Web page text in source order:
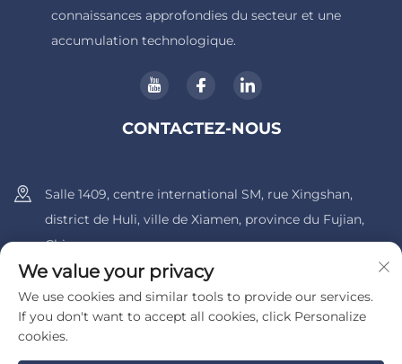
connaissances approfondies du secteur et une
accumulation technologique.
CONTACTEZ-NOUS
Salle 1409, centre international SM, rue Xingshan,
district de Huli, ville de Xiamen, province du Fujian,
Chine.
+86-13600956803
[email protected]
We value your privacy
We use cookies and similar tools to provide our services.
If you don't want to accept all cookies, click Personalize
cookies.